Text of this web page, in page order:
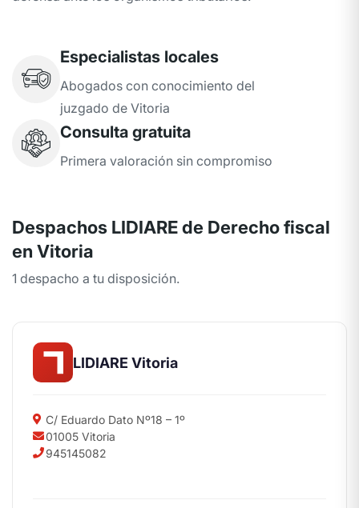
Especialistas locales
Abogados con conocimiento del
juzgado de Vitoria
Consulta gratuita
Primera valoración sin compromiso
Despachos LIDIARE de Derecho fiscal
en Vitoria
1 despacho a tu disposición.
LIDIARE Vitoria
C/ Eduardo Dato Nº18 – 1º
01005 Vitoria
945145082